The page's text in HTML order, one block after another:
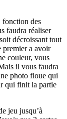
fonction des
faudra réaliser
décroissant tout
premier a avoir
couleur, vous
il vous faudra
photo floue qui
qui finit la partie
jeu jusqu’à